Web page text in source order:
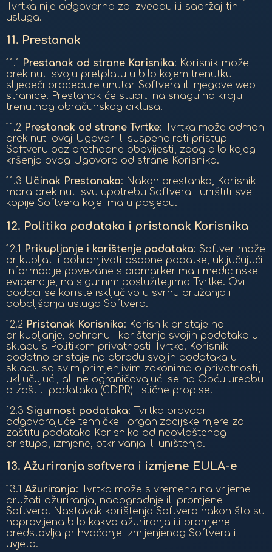
Tvrtka nije odgovorna za izvedbu ili sadržaj tih
usluga.
11. Prestanak
11.1 Prestanak od strane Korisnika: Korisnik može
prekinuti svoju pretplatu u bilo kojem trenutku
slijedeći procedure unutar Softvera ili njegove web
stranice. Prestanak će stupiti na snagu na kraju
trenutnog obračunskog ciklusa.
11.2 Prestanak od strane Tvrtke: Tvrtka može odmah
prekinuti ovaj Ugovor ili suspendirati pristup
Softveru bez prethodne obavijesti, zbog bilo kojeg
kršenja ovog Ugovora od strane Korisnika.
11.3 Učinak Prestanaka: Nakon prestanka, Korisnik
mora prekinuti svu upotrebu Softvera i uništiti sve
kopije Softvera koje ima u posjedu.
12. Politika podataka i pristanak Korisnika
12.1 Prikupljanje i korištenje podataka: Softver može
prikupljati i pohranjivati osobne podatke, uključujući
informacije povezane s biomarkerima i medicinske
evidencije, na sigurnim poslužiteljima Tvrtke. Ovi
podaci se koriste isključivo u svrhu pružanja i
poboljšanja usluga Softvera.
12.2 Pristanak Korisnika: Korisnik pristaje na
prikupljanje, pohranu i korištenje svojih podataka u
skladu s Politikom privatnosti Tvrtke. Korisnik
dodatno pristaje na obradu svojih podataka u
skladu sa svim primjenjivim zakonima o privatnosti,
uključujući, ali ne ograničavajući se na Opću uredbu
o zaštiti podataka (GDPR) i slične propise.
12.3 Sigurnost podataka: Tvrtka provodi
odgovarajuće tehničke i organizacijske mjere za
zaštitu podataka Korisnika od neovlaštenog
pristupa, izmjene, otkrivanja ili uništenja.
13. Ažuriranja softvera i izmjene EULA-e
13.1 Ažuriranja: Tvrtka može s vremena na vrijeme
pružati ažuriranja, nadogradnje ili promjene
Softvera. Nastavak korištenja Softvera nakon što su
napravljena bilo kakva ažuriranja ili promjene
predstavlja prihvaćanje izmijenjenog Softvera i
uvjeta.